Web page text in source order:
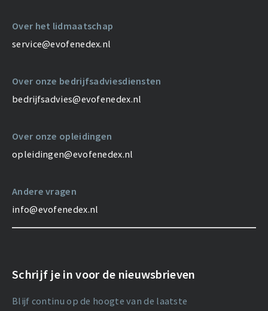
Over het lidmaatschap
service@evofenedex.nl
Over onze bedrijfsadviesdiensten
bedrijfsadvies@evofenedex.nl
Over onze opleidingen
opleidingen@evofenedex.nl
Andere vragen
info@evofenedex.nl
Schrijf je in voor de nieuwsbrieven
Blijf continu op de hoogte van de laatste